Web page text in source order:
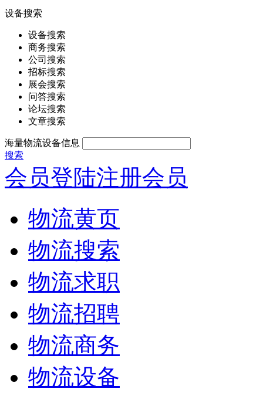
设备搜索
设备搜索
商务搜索
公司搜索
招标搜索
展会搜索
问答搜索
论坛搜索
文章搜索
海量物流设备信息
搜索
会员登陆注册会员
物流黄页
物流搜索
物流求职
物流招聘
物流商务
物流设备